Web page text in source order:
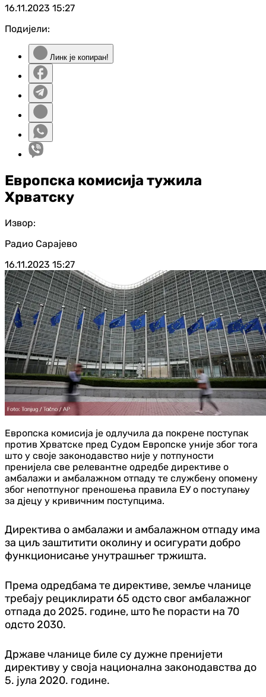
16.11.2023 15:27
Подијели:
Линк је копиран!
Европска комисија тужила
Хрватску
Извор:
Радио Сарајево
16.11.2023 15:27
Европска комисија је одлучила да покрене поступак
против Хрватске пред Судом Европске уније због тога
што у своје законодавство није у потпуности
пренијела све релевантне одредбе директиве о
амбалажи и амбалажном отпаду те службену опомену
због непотпуног преношења правила ЕУ о поступању
за дјецу у кривичним поступцима.
Директива о амбалажи и амбалажном отпаду има
за циљ заштитити околину и осигурати добро
функционисање унутрашњег тржишта.
Према одредбама те директиве, земље чланице
требају рециклирати 65 одсто свог амбалажног
отпада до 2025. године, што ће порасти на 70
одсто 2030.
Државе чланице биле су дужне пренијети
директиву у своја национална законодавства до
5. јула 2020. године.